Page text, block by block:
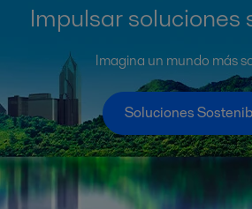
Impulsar soluciones
Imagina un mundo más
Soluciones